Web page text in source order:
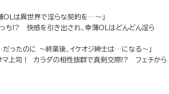
OLは異世界で淫らな契約を…～」
ち!? 快感を引き出され、幸薄OLはどんどん淫ら
ったのに ～終業後、イケオジ紳士は…になる～」
マ上司！ カラダの相性抜群で真剣交際!? フェチから